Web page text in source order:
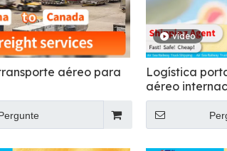
aéreo para
vídeo
Logística
aéreo
a Europa